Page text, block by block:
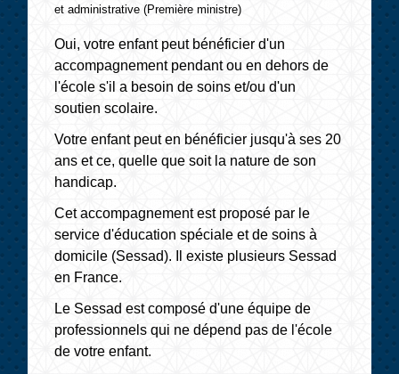
et administrative (Première ministre)
Oui, votre enfant peut bénéficier d'un
accompagnement pendant ou en dehors de
l'école s'il a besoin de soins et/ou d'un
soutien scolaire.
Votre enfant peut en bénéficier jusqu'à ses 20
ans et ce, quelle que soit la nature de son
handicap.
Cet accompagnement est proposé par le
service d'éducation spéciale et de soins à
domicile (Sessad). Il existe plusieurs Sessad
en France.
Le Sessad est composé d'une équipe de
professionnels qui ne dépend pas de l'école
de votre enfant.